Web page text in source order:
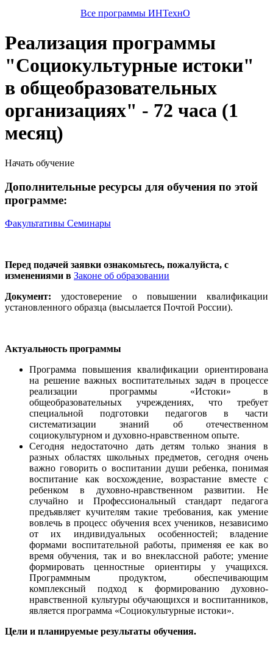
Все программы ИНТехнО
Реализация программы
"Социокультурные истоки"
в общеобразовательных
организациях" - 72 часа (1
месяц)
Начать обучение
Дополнительные ресурсы для обучения по этой
программе:
Факультативы Семинары
Перед подачей заявки ознакомьтесь, пожалуйста, с
изменениями в Законе об образовании
Документ: удостоверение о повышении квалификации
установленного образца (высылается Почтой России).
Актуальность программы
Программа повышения квалификации ориентирована
на решение важных воспитательных задач в процессе
реализации программы «Истоки» в
общеобразовательных учреждениях, что требует
специальной подготовки педагогов в части
систематизации знаний об отечественном
социокультурном и духовно-нравственном опыте.
Сегодня недостаточно дать детям только знания в
разных областях школьных предметов, сегодня очень
важно говорить о воспитании души ребенка, понимая
воспитание как восхождение, возрастание вместе с
ребенком в духовно-нравственном развитии. Не
случайно и Профессиональный cтандарт педагога
предъявляет кучителям такие требования, как умение
вовлечь в процесс обучения всех учеников, независимо
от их индивидуальных особенностей; владение
формами воспитательной работы, применяя ее как во
время обучения, так и во внеклассной работе; умение
формировать ценностные ориентиры у учащихся.
Программным продуктом, обеспечивающим
комплексный подход к формированию духовно-
нравственной культуры обучающихся и воспитанников,
является программа «Социокультурные истоки».
Цели и планируемые результаты обучения.